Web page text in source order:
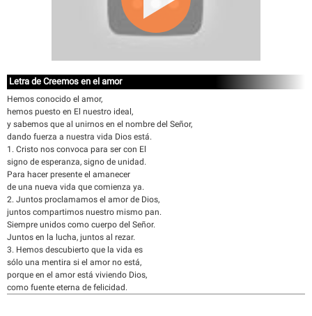
Letra de Creemos en el amor
Hemos conocido el amor,
hemos puesto en El nuestro ideal,
y sabemos que al unirnos en el nombre del Señor,
dando fuerza a nuestra vida Dios está.
1. Cristo nos convoca para ser con El
signo de esperanza, signo de unidad.
Para hacer presente el amanecer
de una nueva vida que comienza ya.
2. Juntos proclamamos el amor de Dios,
juntos compartimos nuestro mismo pan.
Siempre unidos como cuerpo del Señor.
Juntos en la lucha, juntos al rezar.
3. Hemos descubierto que la vida es
sólo una mentira si el amor no está,
porque en el amor está viviendo Dios,
como fuente eterna de felicidad.